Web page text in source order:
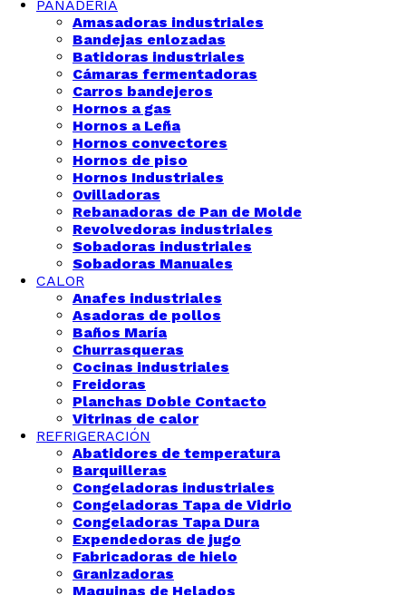
PANADERÍA
Amasadoras industriales
Bandejas enlozadas
Batidoras industriales
Cámaras fermentadoras
Carros bandejeros
Hornos a gas
Hornos a Leña
Hornos convectores
Hornos de piso
Hornos Industriales
Ovilladoras
Rebanadoras de Pan de Molde
Revolvedoras industriales
Sobadoras industriales
Sobadoras Manuales
CALOR
Anafes industriales
Asadoras de pollos
Baños María
Churrasqueras
Cocinas industriales
Freidoras
Planchas Doble Contacto
Vitrinas de calor
REFRIGERACIÓN
Abatidores de temperatura
Barquilleras
Congeladoras industriales
Congeladoras Tapa de Vidrio
Congeladoras Tapa Dura
Expendedoras de jugo
Fabricadoras de hielo
Granizadoras
Maquinas de Helados